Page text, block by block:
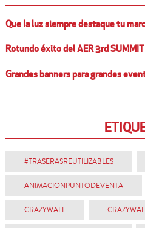
Que la luz siempre destaque tu
Rotundo éxito del AER 3rd SUMMIT
Grandes banners para grandes
#TRASERASREUTILIZABLES
ANIMACIONPUNTODEVENTA
CRAZYWALL